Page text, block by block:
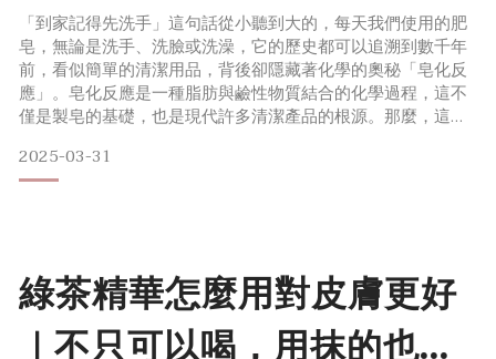
「到家記得先洗手」這句話從小聽到大的，每天我們使用的肥
皂，無論是洗手、洗臉或洗澡，它的歷史都可以追溯到數千年
前，看似簡單的清潔用品，背後卻隱藏著化學的奧秘「皂化反
應」。皂化反應是一種脂肪與鹼性物質結合的化學過程，這不
僅是製皂的基礎，也是現代許多清潔產品的根源。那麼，這個
作普及成現代人日常生活中不可或缺的一部分？ 最初的出現肥
皂製程中，必備的成分就是「油脂」，可分為「動物性油脂」
2025-03-31
綠茶精華怎麼用對皮膚更好